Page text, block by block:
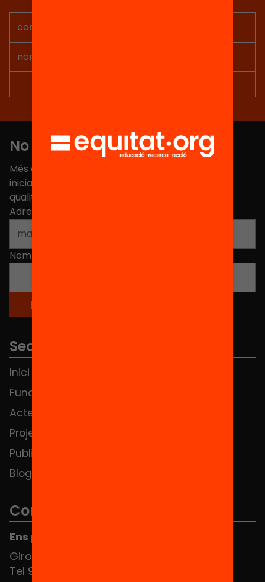
No et perdis res
Més de 40.000 persones ja han triat Equitat. Rep
iniciatives, propostes i projectes per millorar la
qualitat de l'educació a Catalunya.
Adreça electrònica
Nom
Seccions
Inici
Fundació
Actes
Projectes
Publicacions i vídeos
Blog
Contacte
Ens pots trobar al Hub Social
Girona 34, interior 08010 Barcelona
Tel 934 588 700